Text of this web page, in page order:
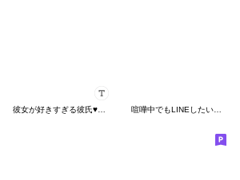
喧嘩中でもLINEしたいよね〜✨女の子もあり